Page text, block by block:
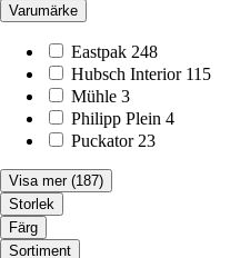
Varumärke
Eastpak 248
Hubsch Interior 115
Mühle 3
Philipp Plein 4
Puckator 23
Visa mer (187)
Storlek
Färg
Sortiment